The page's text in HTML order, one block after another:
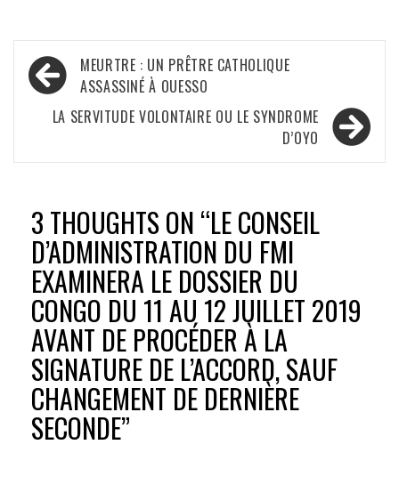
Navigation
de
l’article
MEURTRE : UN PRÊTRE CATHOLIQUE
ASSASSINÉ À OUESSO
LA SERVITUDE VOLONTAIRE OU LE SYNDROME
D’OYO
3 THOUGHTS ON “LE CONSEIL
D’ADMINISTRATION DU FMI
EXAMINERA LE DOSSIER DU
CONGO DU 11 AU 12 JUILLET 2019
AVANT DE PROCÉDER À LA
SIGNATURE DE L’ACCORD, SAUF
CHANGEMENT DE DERNIÈRE
SECONDE”